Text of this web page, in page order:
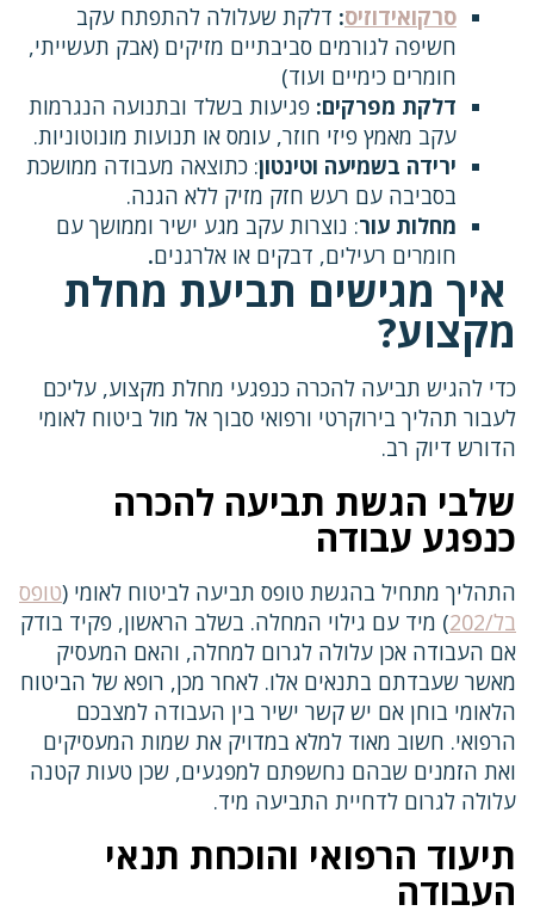
סרקואידוזיס: דלקת שעלולה להתפתח עקב
חשיפה לגורמים סביבתיים מזיקים (אבק תעשייתי,
חומרים כימיים ועוד)
דלקת מפרקים: פגיעות בשלד ובתנועה הנגרמות
עקב מאמץ פיזי חוזר, עומס או תנועות מונוטוניות.
ירידה בשמיעה וטינטון: כתוצאה מעבודה ממושכת
בסביבה עם רעש חזק מזיק ללא הגנה.
מחלות עור: נוצרות עקב מגע ישיר וממושך עם
חומרים רעילים, דבקים או אלרגנים.
איך מגישים תביעת מחלת
מקצוע?
כדי להגיש תביעה להכרה כנפגעי מחלת מקצוע, עליכם
לעבור תהליך בירוקרטי ורפואי סבוך אל מול ביטוח לאומי
הדורש דיוק רב.
שלבי הגשת תביעה להכרה
כנפגע עבודה
התהליך מתחיל בהגשת טופס תביעה לביטוח לאומי (טופס
בל/202
) מיד עם גילוי המחלה. בשלב הראשון, פקיד בודק
אם העבודה אכן עלולה לגרום למחלה, והאם המעסיק
מאשר שעבדתם בתנאים אלו. לאחר מכן, רופא של הביטוח
הלאומי בוחן אם יש קשר ישיר בין העבודה למצבכם
הרפואי. חשוב מאוד למלא במדויק את שמות המעסיקים
ואת הזמנים שבהם נחשפתם למפגעים, שכן טעות קטנה
עלולה לגרום לדחיית התביעה מיד.
תיעוד הרפואי והוכחת תנאי
העבודה